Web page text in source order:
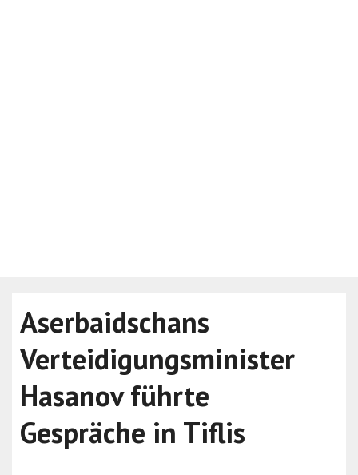
Aserbaidschans
Verteidigungsminister
Hasanov führte
Gespräche in Tiflis